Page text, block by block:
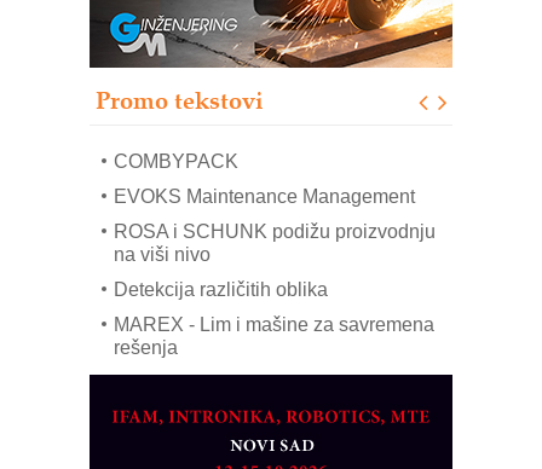
Promo tekstovi
Pranje točkova na gradilištu- standard
modernog i odgovornog građenja
mrežnog pretvarača sa tečnim
COMBYPACK
EVOKS Maintenance Management
ROSA i SCHUNK podižu proizvodnju
na viši nivo
Detekcija različitih oblika
MAREX - Lim i mašine za savremena
rešenja
partner
CTO - Prilagodite svoju toplinsku